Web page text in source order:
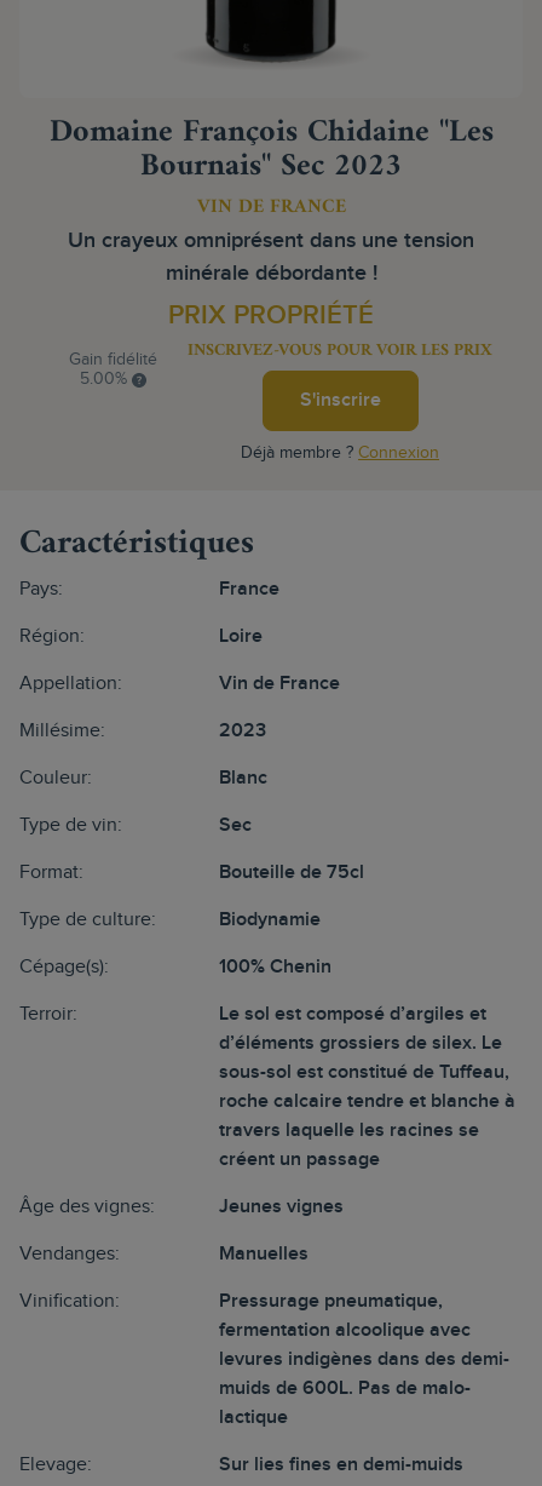
Domaine François Chidaine "Les
Bournais" Sec 2023
VIN DE FRANCE
Un crayeux omniprésent dans une tension
minérale débordante !
PRIX PROPRIÉTÉ
Gain fidélité
5.00%
INSCRIVEZ-VOUS POUR VOIR LES PRIX
S'inscrire
Déjà membre ? Connexion
Caractéristiques
Pays: France
Région: Loire
Appellation: Vin de France
Millésime: 2023
Couleur: Blanc
Type de vin: Sec
Format: Bouteille de 75cl
Type de culture: Biodynamie
Cépage(s): 100% Chenin
Terroir:
Le sol est composé d’argiles et
d’éléments grossiers de silex. Le
sous-sol est constitué de Tuffeau,
roche calcaire tendre et blanche à
travers laquelle les racines se
créent un passage
Âge des vignes: Jeunes vignes
Vendanges: Manuelles
Vinification:
Pressurage pneumatique,
fermentation alcoolique avec
levures indigènes dans des demi-
muids de 600L. Pas de malo-
lactique
Elevage: Sur lies fines en demi-muids